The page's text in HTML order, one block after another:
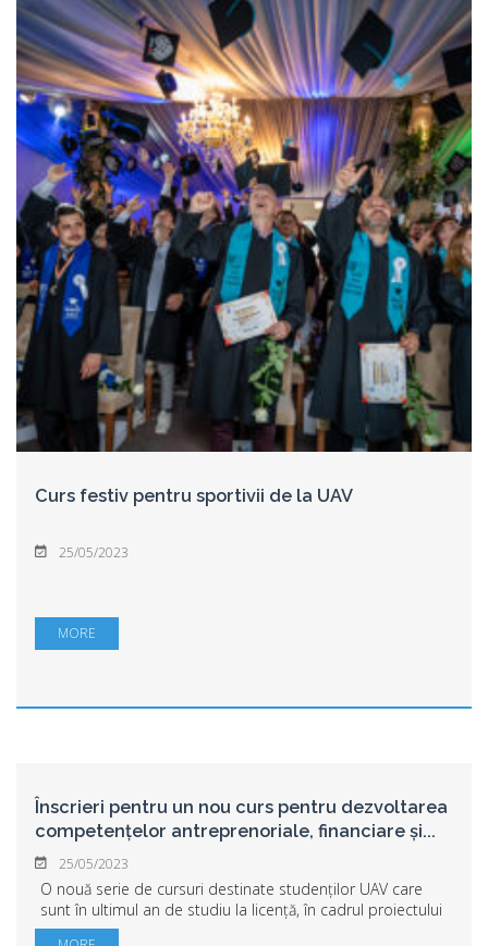
Curs festiv pentru sportivii de la UAV
25/05/2023
MORE
Înscrieri pentru un nou curs pentru dezvoltarea
competențelor antreprenoriale, financiare și...
25/05/2023
O nouă serie de cursuri destinate studenților UAV care
sunt în ultimul an de studiu la licență, în cadrul proiectului
„Învaţă să fii Antreprenor pentru Viitor! Îmbunătăţirea